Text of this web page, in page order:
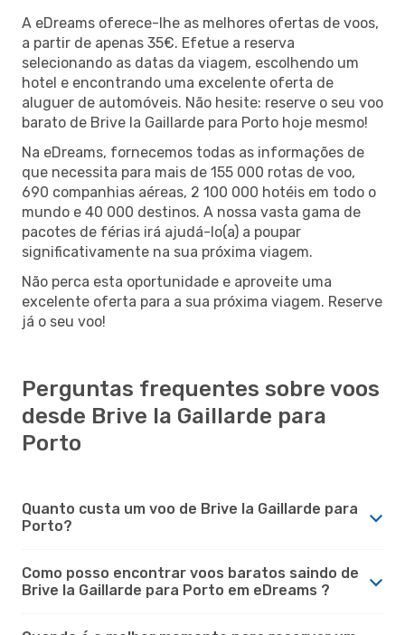
A eDreams oferece-lhe as melhores ofertas de voos,
a partir de apenas 35€. Efetue a reserva
selecionando as datas da viagem, escolhendo um
hotel e encontrando uma excelente oferta de
aluguer de automóveis. Não hesite: reserve o seu voo
barato de Brive la Gaillarde para Porto hoje mesmo!
Na eDreams, fornecemos todas as informações de
que necessita para mais de 155 000 rotas de voo,
690 companhias aéreas, 2 100 000 hotéis em todo o
mundo e 40 000 destinos. A nossa vasta gama de
pacotes de férias irá ajudá-lo(a) a poupar
significativamente na sua próxima viagem.
Não perca esta oportunidade e aproveite uma
excelente oferta para a sua próxima viagem. Reserve
já o seu voo!
Perguntas frequentes sobre voos
desde Brive la Gaillarde para
Porto
Quanto custa um voo de Brive la Gaillarde para
Porto?
Como posso encontrar voos baratos saindo de
Brive la Gaillarde para Porto em eDreams ?